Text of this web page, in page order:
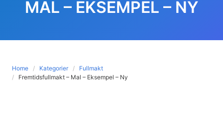
MAL – EKSEMPEL – NY
Home Kategorier
Fullmakt
Fremtidsfullmakt – Mal – Eksempel – Ny